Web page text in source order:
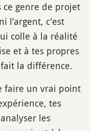
genre de projet
l’argent, c’est
colle à la réalité
et à tes propres
fait la différence.
faire un vrai point
tes
les